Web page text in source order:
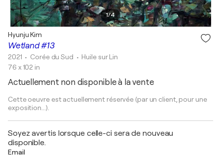
1/4
Wetland #13
Hyunju Kim
2021 • Corée du Sud • Huile sur Lin
76 x 102 in
Actuellement non disponible à la vente
Cette oeuvre est actuellement réservée (par un client, pour une
exposition...).
Soyez avertis lorsque celle-ci sera de nouveau
disponible.
Email